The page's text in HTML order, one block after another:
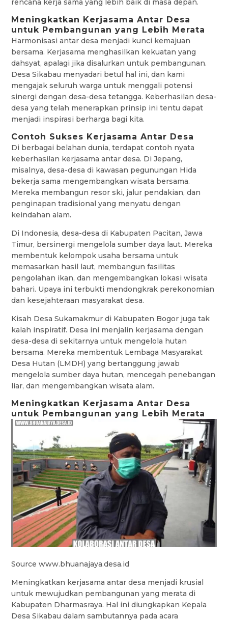
rencana kerja sama yang lebih baik di masa depan.
Meningkatkan Kerjasama Antar Desa
untuk Pembangunan yang Lebih Merata
Harmonisasi antar desa menjadi kunci kemajuan
bersama. Kerjasama menghasilkan kekuatan yang
dahsyat, apalagi jika disalurkan untuk pembangunan.
Desa Sikabau menyadari betul hal ini, dan kami
mengajak seluruh warga untuk menggali potensi
sinergi dengan desa-desa tetangga. Keberhasilan desa-
desa yang telah menerapkan prinsip ini tentu dapat
menjadi inspirasi berharga bagi kita.
Contoh Sukses Kerjasama Antar Desa
Di berbagai belahan dunia, terdapat contoh nyata
keberhasilan kerjasama antar desa. Di Jepang,
misalnya, desa-desa di kawasan pegunungan Hida
bekerja sama mengembangkan wisata bersama.
Mereka membangun resor ski, jalur pendakian, dan
penginapan tradisional yang menyatu dengan
keindahan alam.
Di Indonesia, desa-desa di Kabupaten Pacitan, Jawa
Timur, bersinergi mengelola sumber daya laut. Mereka
membentuk kelompok usaha bersama untuk
memasarkan hasil laut, membangun fasilitas
pengolahan ikan, dan mengembangkan lokasi wisata
bahari. Upaya ini terbukti mendongkrak perekonomian
dan kesejahteraan masyarakat desa.
Kisah Desa Sukamakmur di Kabupaten Bogor juga tak
kalah inspiratif. Desa ini menjalin kerjasama dengan
desa-desa di sekitarnya untuk mengelola hutan
bersama. Mereka membentuk Lembaga Masyarakat
Desa Hutan (LMDH) yang bertanggung jawab
mengelola sumber daya hutan, mencegah penebangan
liar, dan mengembangkan wisata alam.
Meningkatkan Kerjasama Antar Desa
untuk Pembangunan yang Lebih Merata
Source www.bhuanajaya.desa.id
Meningkatkan kerjasama antar desa menjadi krusial
untuk mewujudkan pembangunan yang merata di
Kabupaten Dharmasraya. Hal ini diungkapkan Kepala
Desa Sikabau dalam sambutannya pada acara